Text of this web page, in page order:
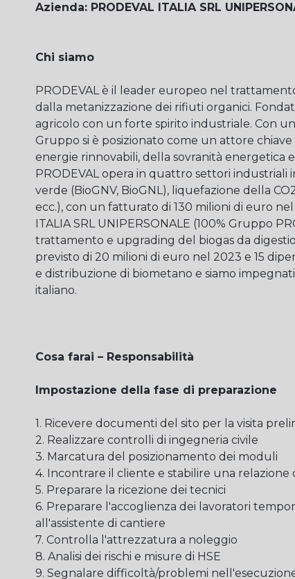
Azienda: PRODEVAL ITALIA SRL
Chi siamo
PRODEVAL è il leader europeo nel
dalla metanizzazione dei rifiuti organici.
agricolo con un forte spirito industriale. Con
Gruppo si è posizionato come un attore
energie rinnovabili, della sovranità energetica
PRODEVAL opera in quattro settori
verde (BioGNV, BioGNL), liquefazione della
ecc.), con un fatturato di 130 milioni di euro
ITALIA SRL UNIPERSONALE (100% Gruppo
trattamento e upgrading del biogas da
previsto di 20 milioni di euro nel 2023 e 15
e distribuzione di biometano e siamo
italiano.
Cosa farai – Responsabilità
Impostazione della fase di preparazione
1. Ricevere documenti del sito per la visita
2. Realizzare controlli di ingegneria civile
3. Marcatura del posizionamento dei moduli
4. Incontrare il cliente e stabilire una
5. Preparare la ricezione dei tecnici
6. Preparare l'accoglienza dei lavoratori
all'assistente di cantiere
7. Controlla l'attrezzatura a noleggio
8. Analisi dei rischi e misure di HSE
9. Segnalare difficoltà/problemi